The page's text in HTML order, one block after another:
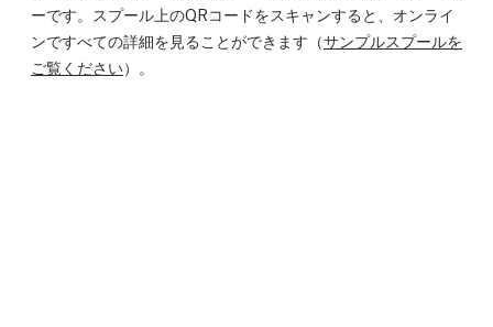
ーです。スプール上のQRコードをスキャンすると、オンライ
ンですべての詳細を見ることができます（サンプルスプールを
ご覧ください）。